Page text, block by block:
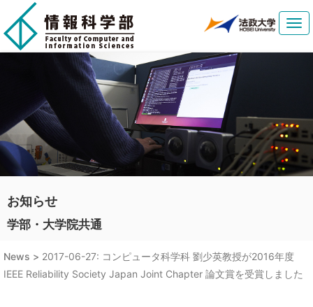
お知らせ
学部・大学院共通
News > 2017-06-27: コンピュータ科学科 劉少英教授が2016年度
IEEE Reliability Society Japan Joint Chapter 論文賞を受賞しました